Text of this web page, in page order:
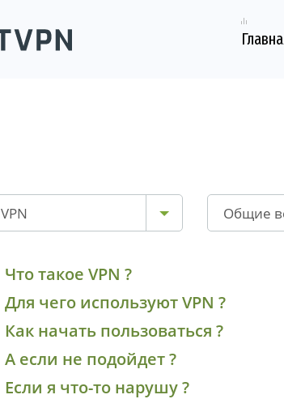
VPN Общие
Что такое VPN ?
Для чего используют VPN ?
Как начать пользоваться ?
А если не подойдет ?
Если я что-то нарушу ?